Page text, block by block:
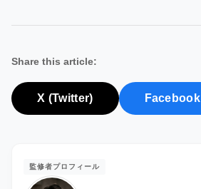
Share this article:
X (Twitter) Facebook
監修者プロフィール